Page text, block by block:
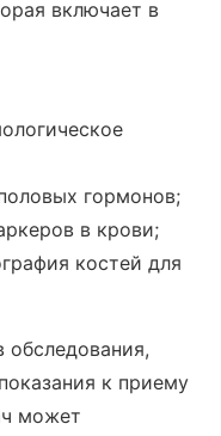
включает в
гормонов;
в крови;
костей для
обследования,
к приему
может